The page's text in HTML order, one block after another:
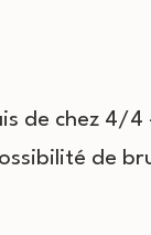
de chez 4/4
de